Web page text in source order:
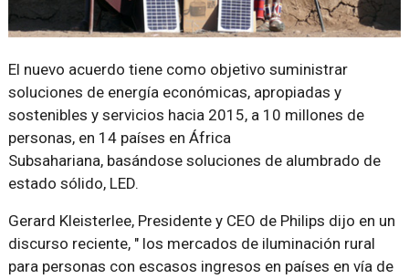
El nuevo acuerdo tiene como objetivo suministrar
soluciones de energía económicas, apropiadas y
sostenibles y servicios hacia 2015, a 10 millones de
personas, en 14 países en África
Subsahariana, basándose soluciones de alumbrado de
estado sólido, LED.
Gerard Kleisterlee, Presidente y CEO de Philips dijo en un
discurso reciente, " los mercados de iluminación rural
para personas con escasos ingresos en países en vía de